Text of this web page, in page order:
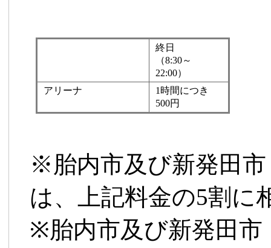
終日
（8:30～
22:00）
アリーナ
1時間につき
500円
※胎内市及び新発田
は、上記料金の5割に
※胎内市及び新発田市